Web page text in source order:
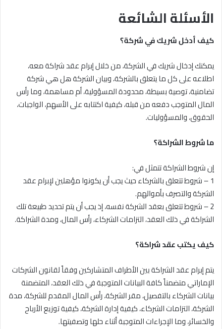
الأسئلة الشائعة
كيف أدخل شريك في شركة؟
يمكنك إدخال شريك في الشركة، من خلال إبرام عقد شراكة معه،
اطلاعه على كل ما يتعلق بالشركة، وبيان الشركة هل هي شركة
تضامنية، توصية بسيطة، محدودة المسؤولية، أم مساهمة، وما رأس
المال المتوجب دفعه من قبله، كيفية اكتتابه على الأسهم، الواجبات،
الحقوق، والمسؤوليات.
ما شروط الشراكة؟
إن شروط الشراكة تتمثل في:
1 – شروط تتعلق بالشركاء حيث يجب أن يكونوا مؤهلين لإبرام عقد
الشركة والتصرف بأموالهم.
2 – شروط تتعلق بعقد الشركة نفسه، إذ يجب أن يتم تحديد طبيعة تلك
الشراكة في ذلك العقد، التزامات الشركاء، رأس المال، ومدة الشراكة.
كيف يكتب عقد شراكة؟
يتم إبرام عقد الشراكة بين الأطراف المتشاركين وفقاً لقانون الشركات
الإماراتي متضمناً كافة البيانات المتوجبة في ذلك العقد، المتضمنة
بيانات الشركاء بالتفصيل، مقر الشركة، رأس المال المقدم للشركة، مدة
الشركة، التزامات الشركاء، كيفية إدارة الشركة، كيفية توزيع الأرباح
والخسائر، وما الإجراءات المتوجبة أثناء حلها وتصفيتها.